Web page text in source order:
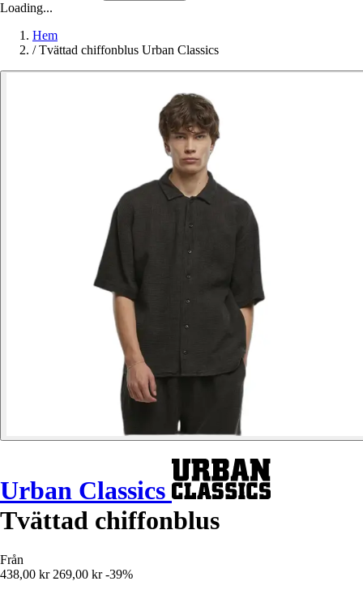
Loading...
Hem
/ Tvättad chiffonblus Urban Classics
Urban Classics
Tvättad chiffonblus
Från
438,00 kr 269,00 kr -39%